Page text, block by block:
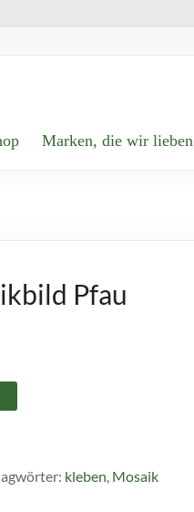
Marken, die wir lieben
Pfau
kleben, Mosaik